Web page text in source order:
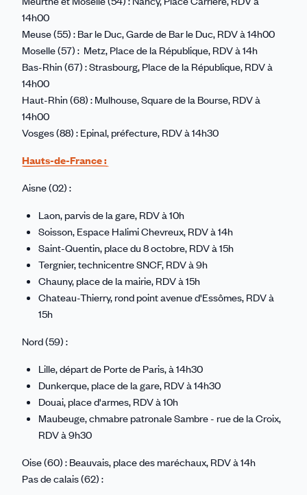
14h00
Meuse (55) : Bar le Duc, Garde de Bar le Duc, RDV à 14h00
Moselle (57) : Metz, Place de la République, RDV à 14h
Bas-Rhin (67) : Strasbourg, Place de la République, RDV à
14h00
Haut-Rhin (68) : Mulhouse, Square de la Bourse, RDV à
14h00
Vosges (88) : Epinal, préfecture, RDV à 14h30
Hauts-de-France :
Aisne (02) :
Laon, parvis de la gare, RDV à 10h
Soisson, Espace Halimi Chevreux, RDV à 14h
Saint-Quentin, place du 8 octobre, RDV à 15h
Tergnier, technicentre SNCF, RDV à 9h
Chauny, place de la mairie, RDV à 15h
Chateau-Thierry, rond point avenue d'Essômes, RDV à
15h
Nord (59) :
Lille, départ de Porte de Paris, à 14h30
Dunkerque, place de la gare, RDV à 14h30
Douai, place d'armes, RDV à 10h
Maubeuge, chmabre patronale Sambre - rue de la Croix,
RDV à 9h30
Oise (60) : Beauvais, place des maréchaux, RDV à 14h
Pas de calais (62) :